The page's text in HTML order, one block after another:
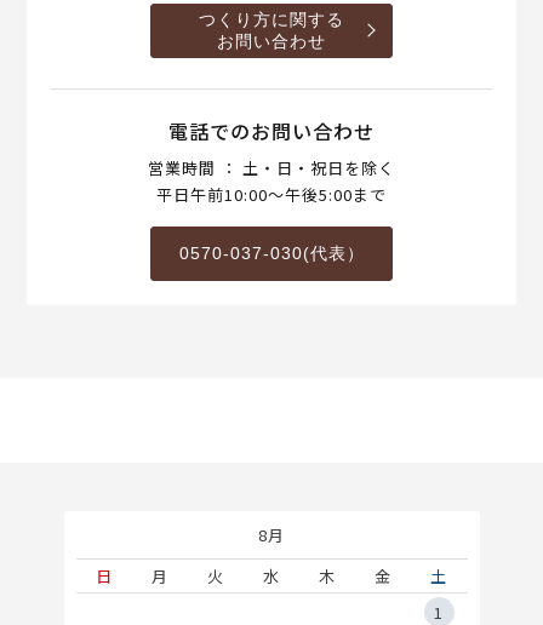
つくり方に関する
お問い合わせ
電話でのお問い合わせ
営業時間 ： 土・日・祝日を除く
平日午前10:00～午後5:00まで
0570-037-030(代表）
8月
日
月 火 水 木 金
土
1